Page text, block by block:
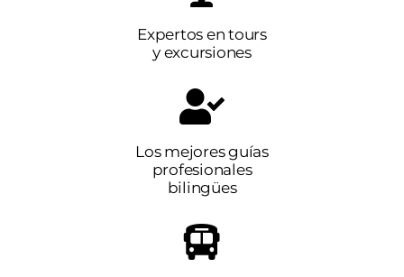
Expertos en tours
y excursiones
Los mejores guías
profesionales
bilingües